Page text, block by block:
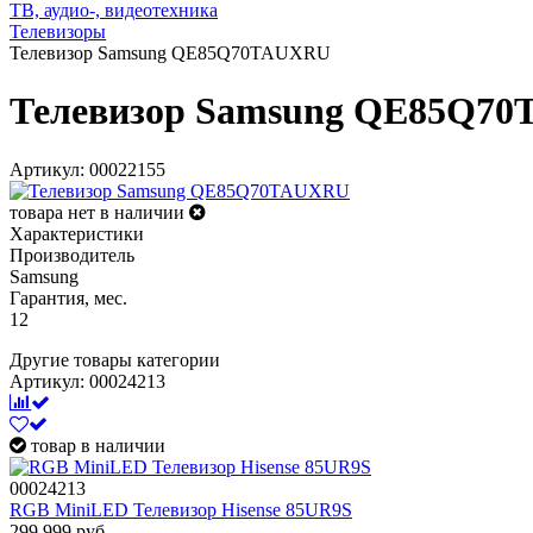
ТВ, аудио-, видеотехника
Телевизоры
Телевизор Samsung QE85Q70TAUXRU
Телевизор Samsung
Артикул: 00022155
товара нет в наличии
Характеристики
Производитель
Samsung
Гарантия, мес.
12
Другие товары категории
Артикул: 00024213
товар в наличии
00024213
RGB MiniLED Телевизор Hisense 85UR9S